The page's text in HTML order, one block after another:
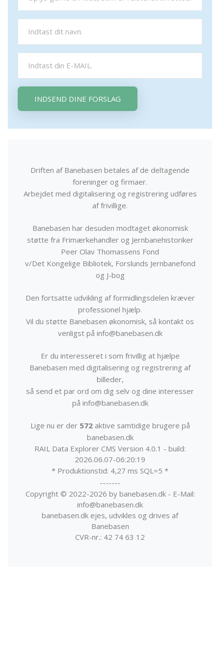
INDSEND DINE FORSLAG
Driften af Banebasen betales af de deltagende
foreninger og firmaer.
Arbejdet med digitalisering og registrering udføres
af frivillige.
Banebasen har desuden modtaget økonomisk
støtte fra Frimærkehandler og Jernbanehistoriker
Peer Olav Thomassens Fond
v/Det Kongelige Bibliotek, Forslunds Jernbanefond
og J-bog
Den fortsatte udvikling af formidlingsdelen kræver
professionel hjælp.
Vil du støtte Banebasen økonomisk, så kontakt os
venligst på info@banebasen.dk
Er du interesseret i som frivillig at hjælpe
Banebasen med digitalisering og registrering af
billeder,
så send et par ord om dig selv og dine interesser
på info@banebasen.dk
Lige nu er der 572aktive samtidige brugere på
banebasen.dk
RAIL Data Explorer CMS Version 4.0.1 - build:
2026.06.07-06:20:19
* Produktionstid: 4,27 ms SQL=5 *
-------
Copyright © 2022-2026 by banebasen.dk - E-Mail:
info@banebasen.dk
banebasen.dk ejes, udvikles og drives af
Banebasen
CVR-nr.: 42 74 63 12